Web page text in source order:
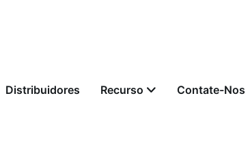
Distribuidores Recurso Contate-Nos